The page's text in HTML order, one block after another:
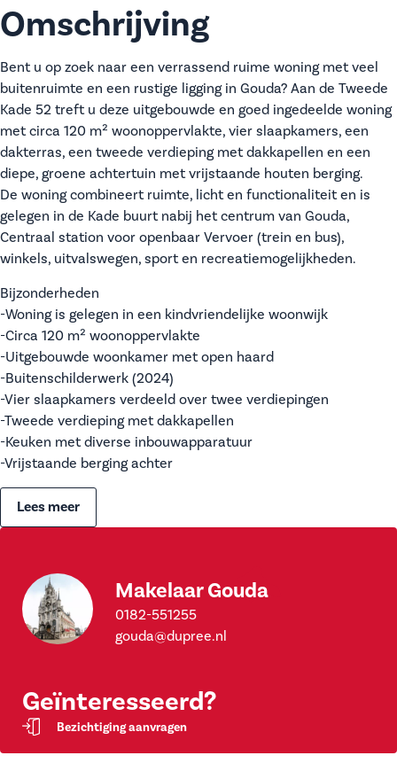
Omschrijving
Bent u op zoek naar een verrassend ruime woning met veel
buitenruimte en een rustige ligging in Gouda? Aan de Tweede
Kade 52 treft u deze uitgebouwde en goed ingedeelde woning
met circa 120 m² woonoppervlakte, vier slaapkamers, een
dakterras, een tweede verdieping met dakkapellen en een
diepe, groene achtertuin met vrijstaande houten berging.
De woning combineert ruimte, licht en functionaliteit en is
gelegen in de Kade buurt nabij het centrum van Gouda,
Centraal station voor openbaar Vervoer (trein en bus),
winkels, uitvalswegen, sport en recreatiemogelijkheden.
Bijzonderheden
-Woning is gelegen in een kindvriendelijke woonwijk
-Circa 120 m² woonoppervlakte
-Uitgebouwde woonkamer met open haard
-Buitenschilderwerk (2024)
-Vier slaapkamers verdeeld over twee verdiepingen
-Tweede verdieping met dakkapellen
-Keuken met diverse inbouwapparatuur
-Vrijstaande berging achter
Lees meer
Makelaar Gouda
0182-551255
gouda@dupree.nl
Geïnteresseerd?
Bezichtiging aanvragen